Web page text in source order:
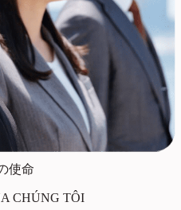
使命
CHÚNG TÔI